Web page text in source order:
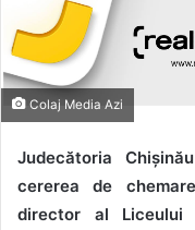
Colaj Media Azi
Judecătoria
cererea de
director al Liceului